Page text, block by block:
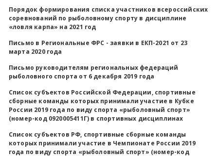
Порядок формирования списка участников всероссийских
соревнований по рыболовному cпорту в дисциплине
«ловля карпа» на 2021 год
Письмо в Региональные ФРС - заявки в ЕКП-2021 от 23
марта 2020 года
Письмо руководителям региональных федераций
рыболовного спорта от 6 декабря 2019 года
Список субъектов Российской Федерации, спортивные
сборные команды которых принимали участие в Кубке
России 2019 года по виду спорта «рыболовный спорт»
(номер-код 0920005411Г) в спортивных дисциплинах
Список субъектов РФ, спортивные сборные команды
которых принимали участие в Чемпионате России 2019
года по виду спорта «рыболовный спорт» (номер-код